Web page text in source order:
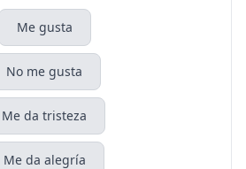
Me gusta
No me gusta
Me da tristeza
Me da alegría